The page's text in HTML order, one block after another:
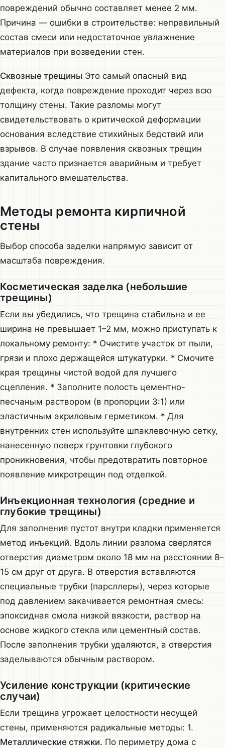
повреждений обычно составляет менее 2 мм.
Причина — ошибки в строительстве: неправильный
состав смеси или недостаточное увлажнение
материалов при возведении стен.
Сквозные трещины Это самый опасный вид
дефекта, когда повреждение проходит через всю
толщину стены. Такие разломы могут
свидетельствовать о критической деформации
основания вследствие стихийных бедствий или
взрывов. В случае появления сквозных трещин
здание часто признается аварийным и требует
капитального вмешательства.
Методы ремонта кирпичной
стены
Выбор способа заделки напрямую зависит от
масштаба повреждения.
Косметическая заделка (небольшие
трещины)
Если вы убедились, что трещина стабильна и ее
ширина не превышает 1–2 мм, можно приступать к
локальному ремонту: * Очистите участок от пыли,
грязи и плохо держащейся штукатурки. * Смочите
края трещины чистой водой для лучшего
сцепления. * Заполните полость цементно-
песчаным раствором (в пропорции 3:1) или
эластичным акриловым герметиком. * Для
внутренних стен используйте шпаклевочную сетку,
нанесенную поверх грунтовки глубокого
проникновения, чтобы предотвратить повторное
появление микротрещин под отделкой.
Инъекционная технология (средние и
глубокие трещины)
Для заполнения пустот внутри кладки применяется
метод инъекций. Вдоль линии разлома сверлятся
отверстия диаметром около 18 мм на расстоянии 8–
15 см друг от друга. В отверстия вставляются
специальные трубки (парсллеры), через которые
под давлением закачивается ремонтная смесь:
эпоксидная смола низкой вязкости, раствор на
основе жидкого стекла или цементный состав.
После заполнения трубки удаляются, а отверстия
заделываются обычным раствором.
Усиление конструкции (критические
случаи)
Если трещина угрожает целостности несущей
стены, применяются радикальные методы: 1.
Металлические стяжки. По периметру дома с